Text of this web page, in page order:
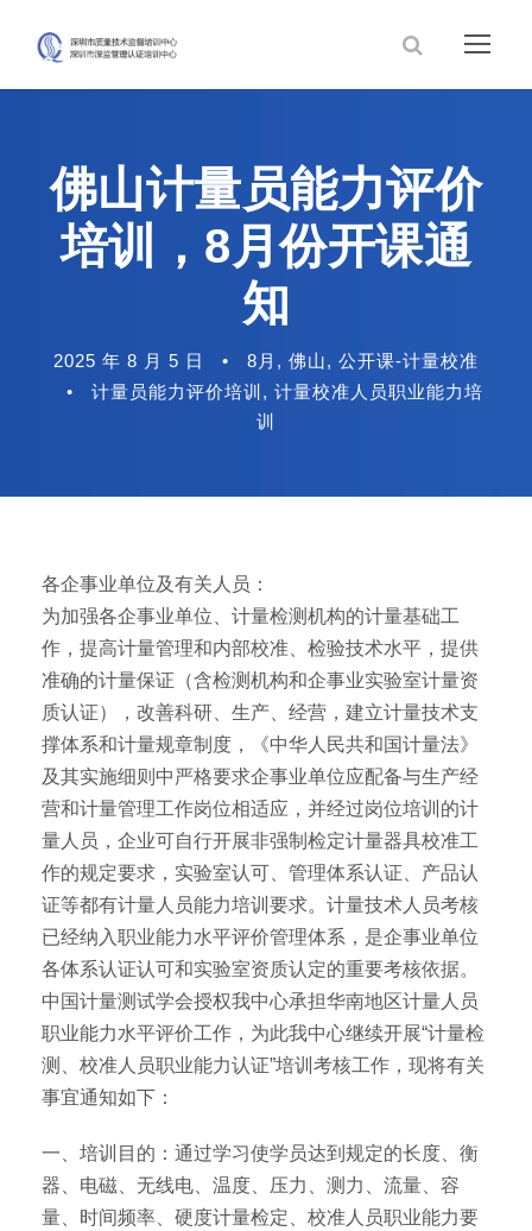
佛山计量员能力评价
培训，8月份开课通
知
2025 年 8 月 5 日 • 8月 , 佛山, 公开课-计量校准
•
计量员能力评价培训 , 计量校准人员职业能力培
训
各企事业单位及有关人员：
为加强各企事业单位、计量检测机构的计量基础工
作，提高计量管理和内部校准、检验技术水平，提供
准确的计量保证（含检测机构和企事业实验室计量资
质认证），改善科研、生产、经营，建立计量技术支
撑体系和计量规章制度，《中华人民共和国计量法》
及其实施细则中严格要求企事业单位应配备与生产经
营和计量管理工作岗位相适应，并经过岗位培训的计
量人员，企业可自行开展非强制检定计量器具校准工
作的规定要求，实验室认可、管理体系认证、产品认
证等都有计量人员能力培训要求。计量技术人员考核
已经纳入职业能力水平评价管理体系，是企事业单位
各体系认证认可和实验室资质认定的重要考核依据。
中国计量测试学会授权我中心承担华南地区计量人员
职业能力水平评价工作，为此我中心继续开展“计量检
测、校准人员职业能力认证”培训考核工作，现将有关
事宜通知如下：
一、培训目的：通过学习使学员达到规定的长度、衡
器、电磁、无线电、温度、压力、测力、流量、容
量、时间频率、硬度计量检定、校准人员职业能力要